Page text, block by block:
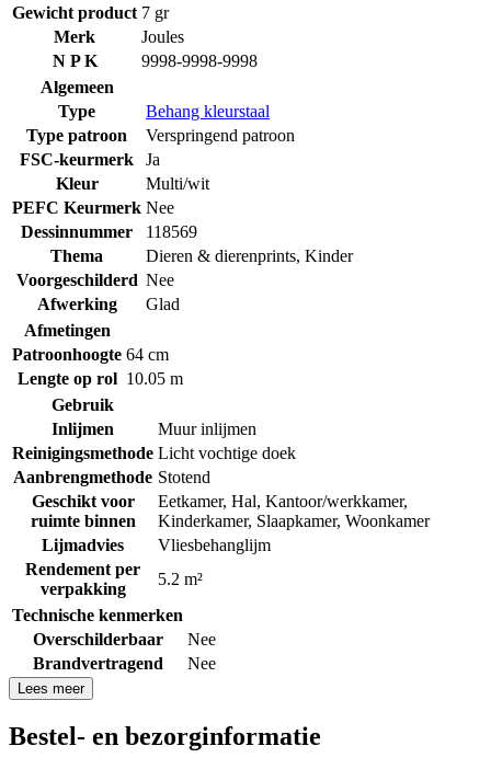
Gewicht product 7 gr
Merk
Joules
N P K
9998-9998-9998
Algemeen
Type
Behang kleurstaal
Type patroon
Verspringend patroon
FSC-keurmerk
Ja
Kleur
Multi/wit
PEFC Keurmerk Nee
Dessinnummer
118569
Thema
Dieren & dierenprints, Kinder
Voorgeschilderd Nee
Afwerking
Glad
Afmetingen
Patroonhoogte 64 cm
Lengte op rol 10.05 m
Gebruik
Inlijmen
Muur inlijmen
Reinigingsmethode Licht vochtige doek
Aanbrengmethode Stotend
Geschikt voor
ruimte binnen
Eetkamer, Hal, Kantoor/werkkamer,
Kinderkamer, Slaapkamer, Woonkamer
Lijmadvies
Vliesbehanglijm
Rendement per
verpakking
5.2 m²
Technische kenmerken
Overschilderbaar
Nee
Brandvertragend
Nee
Lees meer
Bestel- en bezorginformatie